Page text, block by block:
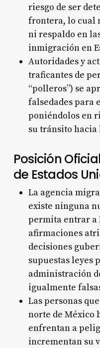
riesgo de ser
frontera, lo cual
ni respaldo en
inmigración en
Autoridades y
traficantes de
“polleros”) se
falsedades para
poniéndolos en
su tránsito
Posición
de Estados
La agencia
existe ninguna
permita entrar a
afirmaciones
decisiones
supuestas leyes
administración
igualmente
Las personas
norte de México
enfrentan a
incrementan su